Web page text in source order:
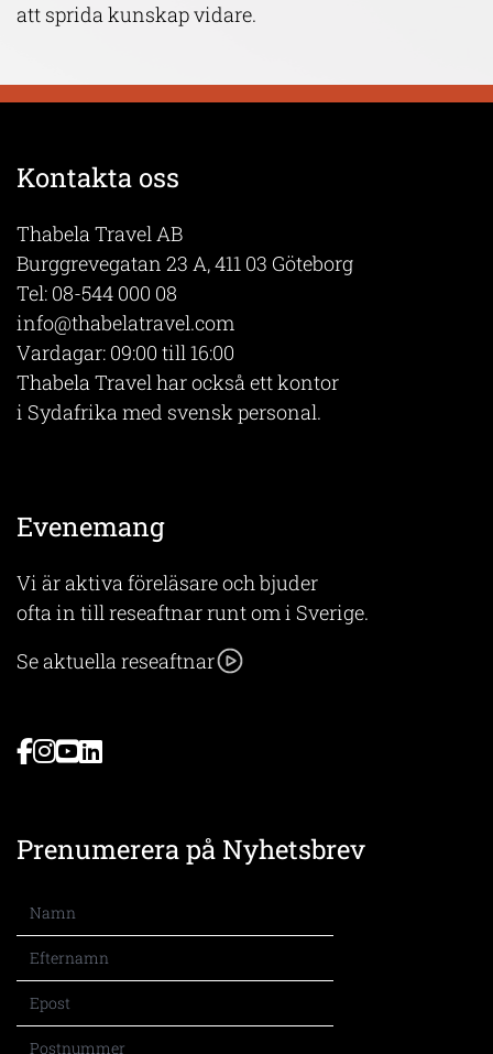
att sprida kunskap vidare.
Kontakta oss
Thabela Travel AB
Burggrevegatan 23 A, 411 03 Göteborg
Tel: 08-544 000 08
info@thabelatravel.com
Vardagar: 09:00 till 16:00
Thabela Travel har också ett kontor
i Sydafrika med svensk personal.
Evenemang
Vi är aktiva föreläsare och bjuder
ofta in till reseaftnar runt om i Sverige.
Se aktuella reseaftnar
Prenumerera på Nyhetsbrev